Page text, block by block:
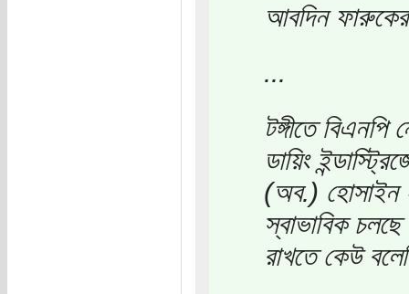
আবদিন ফারুকের
...
টঙ্গীতে বিএনপি
ডায়িং
(অব.) হোসাইন
স্বাভাবিক
রাখতে কেউ